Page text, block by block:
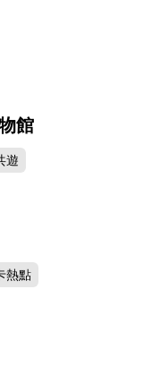
館
遊
熱點